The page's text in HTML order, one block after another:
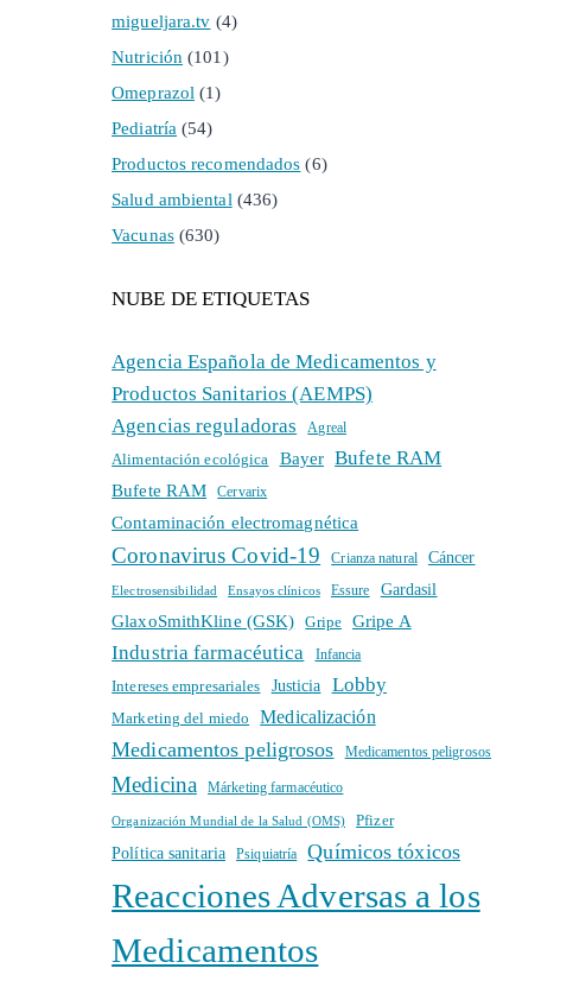
migueljara.tv (4)
Nutrición (101)
Omeprazol (1)
Pediatría (54)
Productos recomendados (6)
Salud ambiental (436)
Vacunas(630)
NUBE DE ETIQUETAS
Agencia Española de Medicamentos y
Productos Sanitarios (AEMPS)
Agencias reguladoras
Agreal
Alimentación ecológica Bayer Bufete RAM
Bufete RAM Cervarix
Contaminación electromagnética
Coronavirus Covid-19 Crianza natural Cáncer
Electrosensibilidad Ensayos clínicos Essure Gardasil
GlaxoSmithKline (GSK) Gripe Gripe A
Industria farmacéutica Infancia
Intereses empresariales Justicia Lobby
Marketing del miedo Medicalización
Medicamentos peligrosos Medicamentos peligrosos
Medicina Márketing farmacéutico
Organización Mundial de la Salud (OMS) Pfizer
Política sanitaria Psiquiatría Químicos tóxicos
Reacciones Adversas a los
Medicamentos